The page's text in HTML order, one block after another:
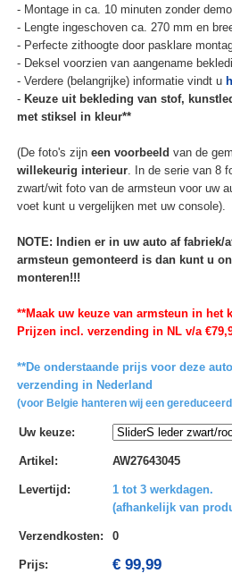
- Montage in ca. 10 minuten zonder
- Lengte ingeschoven ca. 270 mm en
- Perfecte zithoogte door pasklare
- Deksel voorzien van aangename
- Verdere (belangrijke) informatie vindt u
- Keuze uit bekleding van stof,
met stiksel in kleur**
(De foto's zijn een voorbeeld van de
willekeurig interieur. In de serie van 8
zwart/wit foto van de armsteun voor uw
voet kunt u vergelijken met uw console).
NOTE: Indien er in uw auto af fabriek/
armsteun gemonteerd is dan kunt u
monteren!!!
**Maak uw keuze van armsteun in het
Prijzen incl. verzending in NL v/a
**De onderstaande prijs voor deze
verzending in Nederland
(voor Belgie hanteren wij een
Uw keuze:
Artikel : AW27643045
Levertijd :
1 tot 3 werkdagen.
(afhankelijk van
Verzendkosten: 0
Prijs: € 99,99